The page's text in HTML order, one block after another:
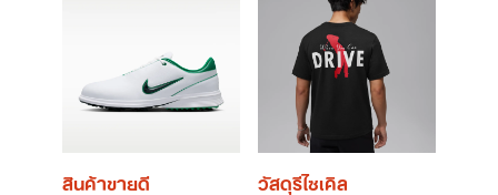
สินค้าขายดี
วัสดุรีไซเคิล